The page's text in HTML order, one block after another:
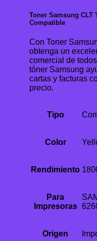
Toner Samsung CLT
Compatible
Con Toner
obtenga un
comercial de
tóner Samsung
cartas y facturas
precio.
Tipo
Color
Rendimiento
Para
Impresoras
Origen